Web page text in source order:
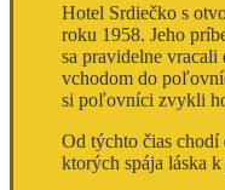
Hotel Srdiečko s
roku 1958. Jeho
sa pravidelne
vchodom do
si poľovníci zvykli
Od týchto čias chodí
ktorých spája láska